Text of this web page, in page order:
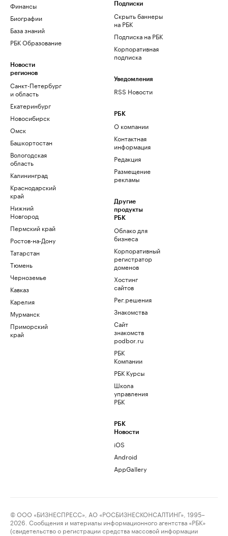
Финансы
Биографии
База знаний
РБК Образование
Новости
регионов
Санкт-Петербург
и область
Екатеринбург
Новосибирск
Омск
Башкортостан
Вологодская
область
Калининград
Краснодарский
край
Нижний
Новгород
Пермский край
Ростов-на-Дону
Татарстан
Тюмень
Черноземье
Кавказ
Карелия
Мурманск
Приморский
край
Подписки
Скрыть баннеры
на РБК
Подписка на РБК
Корпоративная
подписка
Уведомления
RSS Новости
РБК
О компании
Контактная
информация
Редакция
Размещение
рекламы
Другие
продукты
РБК
Облако для
бизнеса
Корпоративный
регистратор
доменов
Хостинг
сайтов
Рег.решения
Знакомства
Сайт
знакомств
podbor.ru
РБК
Компании
РБК Курсы
Школа
управления
РБК
РБК
Новости
iOS
Android
AppGallery
© ООО «БИЗНЕСПРЕСС», АО «РОСБИЗНЕСКОНСАЛТИНГ», 1995–
2026. Сообщения и материалы информационного агентства «РБК»
(свидетельство о регистрации средства массовой информации